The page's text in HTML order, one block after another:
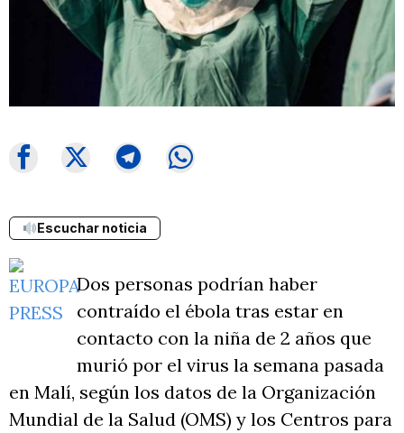
Escuchar noticia
Dos personas podrían haber
contraído el ébola tras estar en
contacto con la niña de 2 años que
murió por el virus la semana pasada
en Malí, según los datos de la Organización
Mundial de la Salud (OMS) y los Centros para